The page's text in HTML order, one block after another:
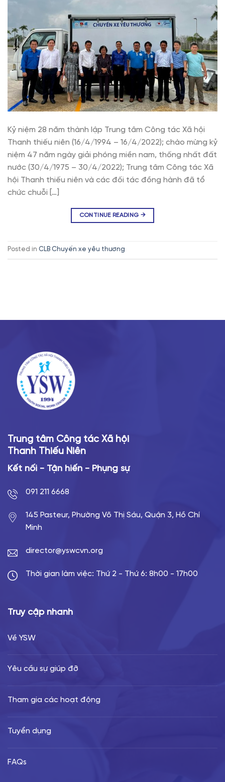
Kỷ niệm 28 năm thành lập Trung tâm Công tác Xã hội
Thanh thiếu niên (16/4/1994 – 16/4/2022); chào mừng kỷ
niệm 47 năm ngày giải phóng miền nam, thống nhất đất
nước (30/4/1975 – 30/4/2022); Trung tâm Công tác Xã
hội Thanh thiếu niên và các đối tác đồng hành đã tổ
chức chuỗi […]
CONTINUE READING →
Posted in CLB Chuyến xe yêu thương
Trung tâm Công tác Xã hội
Thanh Thiếu Niên
Kết nối - Tận hiến - Phụng sự
091 211 6668
145 Pasteur, Phường Võ Thị Sáu, Quận 3, Hồ Chí
Minh
director@yswcvn.org
Thời gian làm việc: Thứ 2 - Thứ 6: 8h00 - 17h00
Truy cập nhanh
Về YSW
Yêu cầu sự giúp đỡ
Tham gia các hoạt động
Tuyển dụng
FAQs